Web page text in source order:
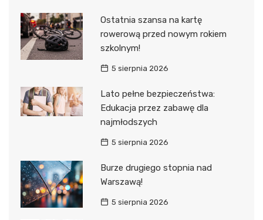
Ostatnia szansa na kartę
rowerową przed nowym rokiem
szkolnym!
5 sierpnia 2026
Lato pełne bezpieczeństwa:
Edukacja przez zabawę dla
najmłodszych
5 sierpnia 2026
Burze drugiego stopnia nad
Warszawą!
5 sierpnia 2026